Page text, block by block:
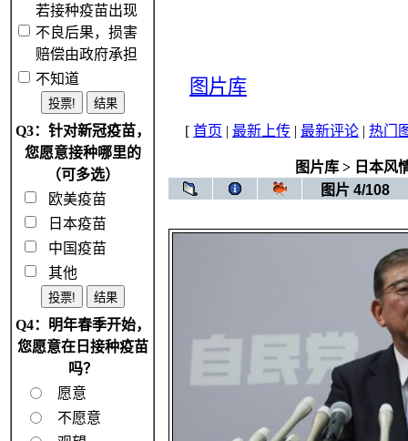
若接种疫苗出现
不良后果，损害
赔偿由政府承担
不知道
Q3：针对新冠疫苗，
您愿意接种哪里的
（可多选）
欧美疫苗
日本疫苗
中国疫苗
其他
Q4：明年春季开始，
您愿意在日接种疫苗
吗？
愿意
不愿意
图片库
[ 首页 | 最新上传 | 最新评论 | 热门
图片库> 日本风
图片 4/108